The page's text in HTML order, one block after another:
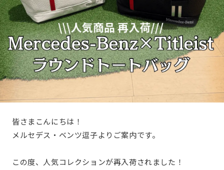
皆さまこんにちは！
メルセデス・ベンツ逗子よりご案内です。
この度、人気コレクションが再入荷されました！